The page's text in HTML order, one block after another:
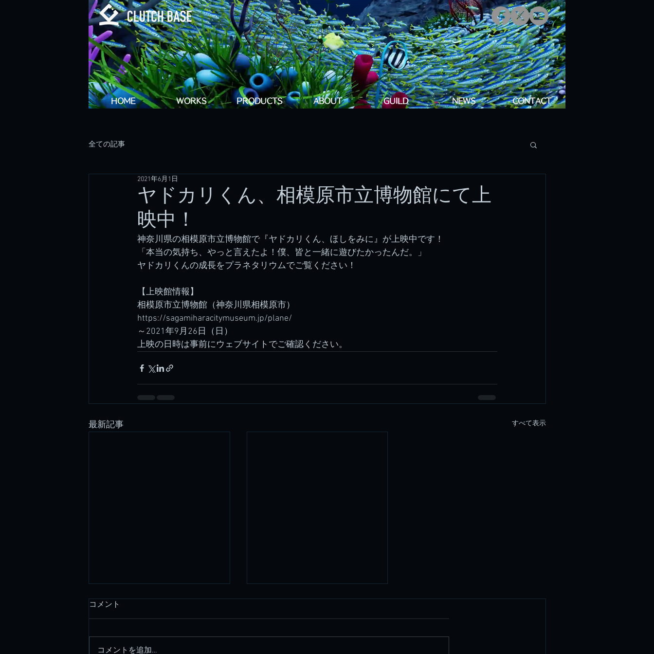
HOME WORKS PRODUCTS ABOUT GUILD NEWS CONTACT
全ての記事
ヤドカリくん、相模原市立博物館にて上
映中！
2021年6月1日
神奈川県の相模原市立博物館で『ヤドカリくん、ほしをみに』が上映中です！
「本当の気持ち、やっと言えたよ！僕、皆と一緒に遊びたかったんだ。」
ヤドカリくんの成長をプラネタリウムでご覧ください！
【上映館情報】
相模原市立博物館（神奈川県相模原市）
https://sagamiharacitymuseum.jp/plane/
～2021年9月26日（日）
上映の日時は事前にウェブサイトでご確認ください。
最新記事 すべて表示
コメント
コメントを追加…